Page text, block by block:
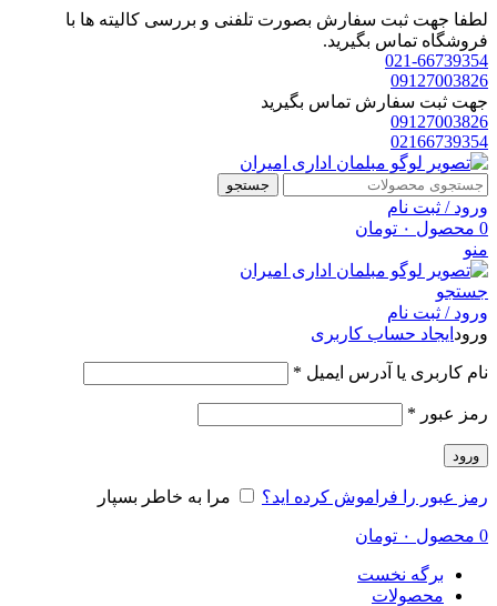
لطفا جهت ثبت سفارش بصورت تلفنی و بررسی کالیته ها با
فروشگاه تماس بگیرید.
021-66739354
09127003826
جهت ثبت سفارش تماس بگیرید
09127003826
02166739354
جستجو
ورود / ثبت نام
0 محصول ۰ تومان
منو
جستجو
ورود / ثبت نام
ورود ایجاد حساب کاربری
نام کاربری یا آدرس ایمیل *
رمز عبور *
ورود
رمز عبور را فراموش کرده اید؟ مرا به خاطر بسپار
0 محصول ۰ تومان
برگه نخست
محصولات